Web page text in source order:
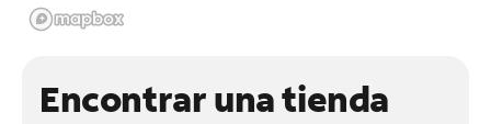
Encontrar una tienda